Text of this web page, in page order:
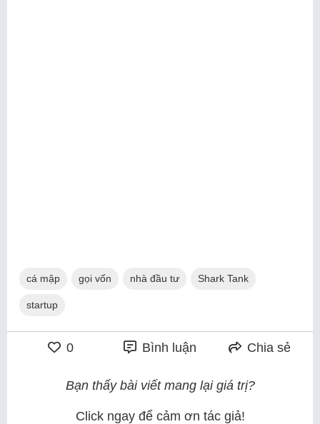
cá mập gọi vốn nhà đầu tư Shark Tank
startup
0 Bình luận Chia sẻ
Bạn thấy bài viết mang lại giá trị?
Click ngay để cảm ơn tác giả!